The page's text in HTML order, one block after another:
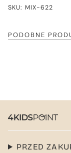
SKU: MIX-622
PODOBNE
PRZED